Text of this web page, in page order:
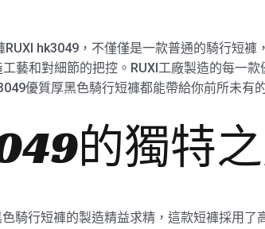
hk3049，不僅僅是一款普通的騎行短
藝和對細節的把控。RUXI工廠製造的每一
優質厚黑色騎行短褲都能帶給你前所未有
的獨特
色騎行短褲的製造精益求精，這款短褲採用